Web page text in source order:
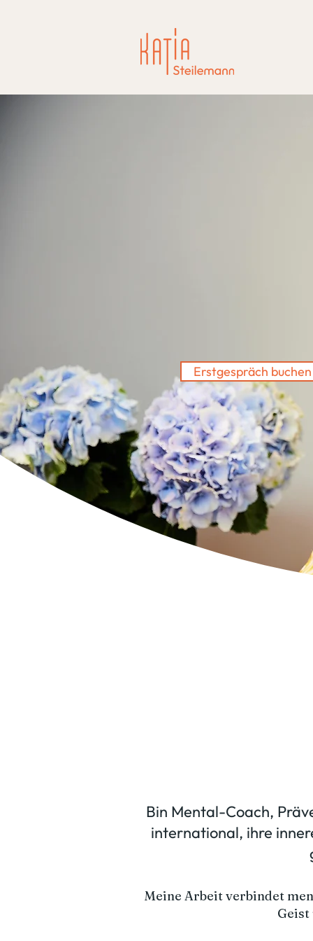
Erstgespräch buchen
Bin Mental-Coach,
international, ihre
Meine Arbeit verbindet